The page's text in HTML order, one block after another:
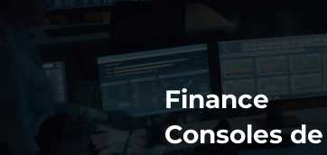
Finance
Consoles